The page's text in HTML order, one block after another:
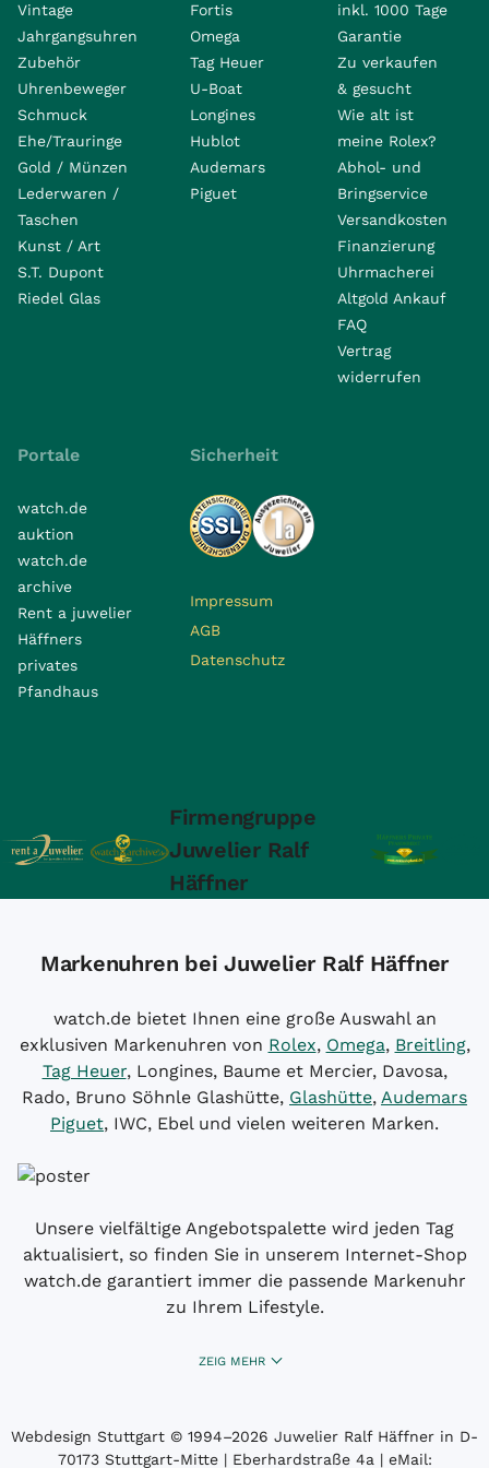
Vintage
Jahrgangsuhren
Zubehör
Uhrenbeweger
Schmuck
Ehe/Trauringe
Gold / Münzen
Lederwaren /
Taschen
Kunst / Art
S.T. Dupont
Riedel Glas
Fortis
Omega
Tag Heuer
U-Boat
Longines
Hublot
Audemars
Piguet
inkl. 1000 Tage
Garantie
Zu verkaufen
& gesucht
Wie alt ist
meine Rolex?
Abhol- und
Bringservice
Versandkosten
Finanzierung
Uhrmacherei
Altgold Ankauf
FAQ
Vertrag
widerrufen
Portale
watch.de
auktion
watch.de
archive
Rent a juwelier
Häffners
privates
Pfandhaus
Sicherheit
Impressum
AGB
Datenschutz
Firmengruppe
Juwelier Ralf
Häffner
Markenuhren bei Juwelier Ralf Häffner
watch.de bietet Ihnen eine große Auswahl an
exklusiven Markenuhren von Rolex, Omega, Breitling,
Tag Heuer, Longines, Baume et Mercier, Davosa,
Rado, Bruno Söhnle Glashütte, Glashütte, Audemars
Piguet, IWC, Ebel und vielen weiteren Marken.
Unsere vielfältige Angebotspalette wird jeden Tag
aktualisiert, so finden Sie in unserem Internet-Shop
watch.de garantiert immer die passende Markenuhr
zu Ihrem Lifestyle.
ZEIG MEHR
Webdesign Stuttgart © 1994­–2026 Juwelier Ralf Häffner in D-
70173 Stuttgart-Mitte | Eberhardstraße 4a | eMail: